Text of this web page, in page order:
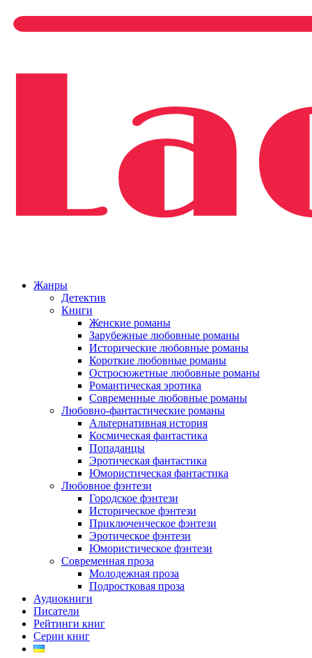
Жанры
Детектив
Книги
Женские романы
Зарубежные любовные романы
Исторические любовные романы
Короткие любовные романы
Остросюжетные любовные романы
Романтическая эротика
Современные любовные романы
Любовно-фантастические романы
Альтернативная история
Космическая фантастика
Попаданцы
Эротическая фантастика
Юмористическая фантастика
Любовное фэнтези
Городское фэнтези
Историческое фэнтези
Приключенческое фэнтези
Эротическое фэнтези
Юмористическое фэнтези
Современная проза
Молодежная проза
Подростковая проза
Аудиокниги
Писатели
Рейтинги книг
Серии книг